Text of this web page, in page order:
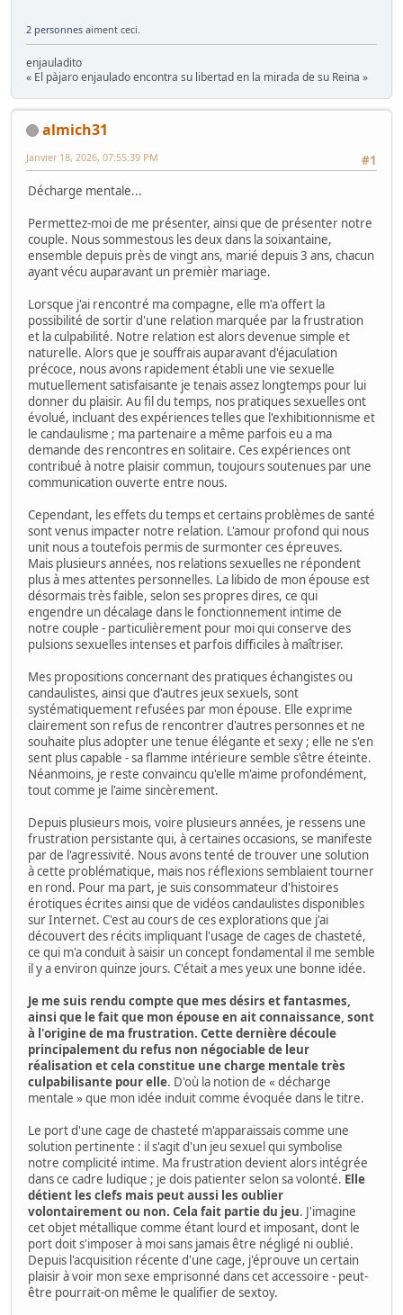
2 personnes aiment ceci.
enjauladito
« El pàjaro enjaulado encontra su libertad en la mirada de su Reina »
almich31
#1
Janvier 18, 2026, 07:55:39 PM
Décharge mentale...
Permettez-moi de me présenter, ainsi que de présenter notre
couple. Nous sommestous les deux dans la soixantaine,
ensemble depuis près de vingt ans, marié depuis 3 ans, chacun
ayant vécu auparavant un premièr mariage.
Lorsque j'ai rencontré ma compagne, elle m'a offert la
possibilité de sortir d'une relation marquée par la frustration
et la culpabilité. Notre relation est alors devenue simple et
naturelle. Alors que je souffrais auparavant d'éjaculation
précoce, nous avons rapidement établi une vie sexuelle
mutuellement satisfaisante je tenais assez longtemps pour lui
donner du plaisir. Au fil du temps, nos pratiques sexuelles ont
évolué, incluant des expériences telles que l'exhibitionnisme et
le candaulisme ; ma partenaire a même parfois eu a ma
demande des rencontres en solitaire. Ces expériences ont
contribué à notre plaisir commun, toujours soutenues par une
communication ouverte entre nous.
Cependant, les effets du temps et certains problèmes de santé
sont venus impacter notre relation. L'amour profond qui nous
unit nous a toutefois permis de surmonter ces épreuves.
Mais plusieurs années, nos relations sexuelles ne répondent
plus à mes attentes personnelles. La libido de mon épouse est
désormais très faible, selon ses propres dires, ce qui
engendre un décalage dans le fonctionnement intime de
notre couple - particulièrement pour moi qui conserve des
pulsions sexuelles intenses et parfois difficiles à maîtriser.
Mes propositions concernant des pratiques échangistes ou
candaulistes, ainsi que d'autres jeux sexuels, sont
systématiquement refusées par mon épouse. Elle exprime
clairement son refus de rencontrer d'autres personnes et ne
souhaite plus adopter une tenue élégante et sexy ; elle ne s'en
sent plus capable - sa flamme intérieure semble s'être éteinte.
Néanmoins, je reste convaincu qu'elle m'aime profondément,
tout comme je l'aime sincèrement.
Depuis plusieurs mois, voire plusieurs années, je ressens une
frustration persistante qui, à certaines occasions, se manifeste
par de l'agressivité. Nous avons tenté de trouver une solution
à cette problématique, mais nos réflexions semblaient tourner
en rond. Pour ma part, je suis consommateur d'histoires
érotiques écrites ainsi que de vidéos candaulistes disponibles
sur Internet. C'est au cours de ces explorations que j'ai
découvert des récits impliquant l'usage de cages de chasteté,
ce qui m'a conduit à saisir un concept fondamental il me semble
il y a environ quinze jours. C'était a mes yeux une bonne idée.
Je me suis rendu compte que mes désirs et fantasmes,
ainsi que le fait que mon épouse en ait connaissance, sont
à l'origine de ma frustration. Cette dernière découle
principalement du refus non négociable de leur
réalisation et cela constitue une charge mentale très
culpabilisante pour elle. D'où la notion de « décharge
mentale » que mon idée induit comme évoquée dans le titre.
Le port d'une cage de chasteté m'apparaissais comme une
solution pertinente : il s'agit d'un jeu sexuel qui symbolise
notre complicité intime. Ma frustration devient alors intégrée
dans ce cadre ludique ; je dois patienter selon sa volonté. Elle
détient les clefs mais peut aussi les oublier
volontairement ou non. Cela fait partie du jeu. J'imagine
cet objet métallique comme étant lourd et imposant, dont le
port doit s'imposer à moi sans jamais être négligé ni oublié.
Depuis l'acquisition récente d'une cage, j'éprouve un certain
plaisir à voir mon sexe emprisonné dans cet accessoire - peut-
être pourrait-on même le qualifier de sextoy.